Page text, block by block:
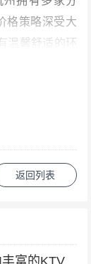
格策略深受大
温馨舒适的环
：量贩式、亲
品质的服务和
体验。无论是
。 关键词：高
K歌之王以其
不仅有顶级
私密性强 6.
优质的服务著
返回列表